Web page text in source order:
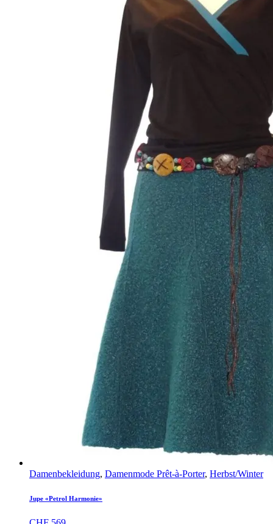
Damenbekleidung, Damenmode Prêt-à-Porter, Herbst/Winter
Jupe «Petrol Harmonie»